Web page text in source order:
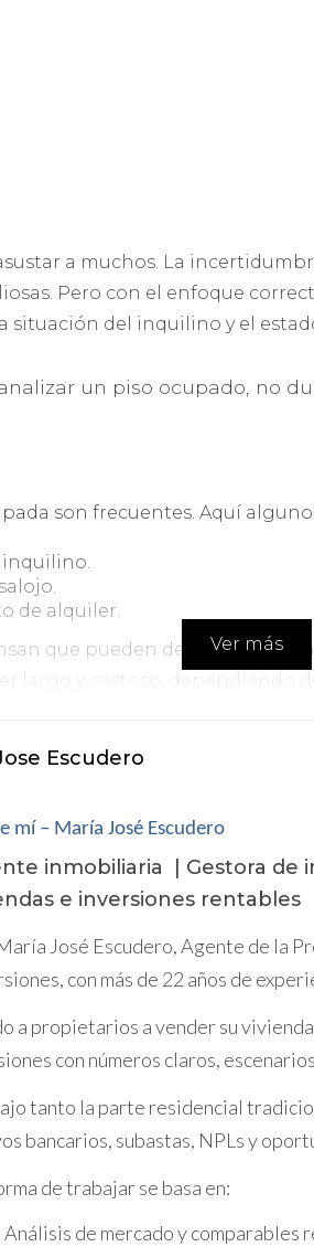
a muchos. La
Pero con el enfoque
del inquilino y el
un piso ocupado, no
son frecuentes. Aquí
inquilino.
de alquiler.
que pueden desalojar a un
largo y costoso,
inquilinos que habían estado
varios meses en el proceso
inquilino.
Rentable
con inquilinos en
Al saber que podía esperar
un contrato de alquiler,
Plazo
estrategia. Se enfocaron en
los contratos actuales. Con
Ver más
Escudero
mí – María José Escudero
inmobiliaria | Gestora de
e inversiones rentables
José Escudero, Agente de la
con más de 22 años de
a propietarios a vender su
con números claros,
tanto la parte residencial
bancarios, subastas, NPLs y
de trabajar se basa en:
Análisis de mercado y comparables